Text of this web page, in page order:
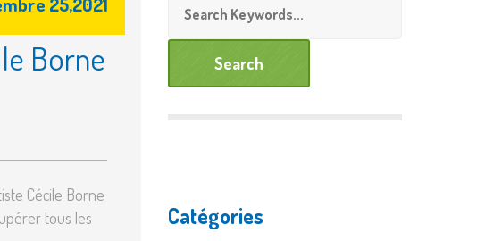
Aide personnaliséeDocuments à télécharger
Borne
Cécile Borne
tous les
Catégories